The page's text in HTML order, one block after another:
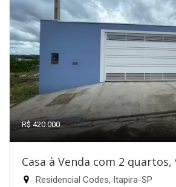
R$ 420.000
Casa à Venda com 2 quartos,
Residencial Codes, Itapira-SP